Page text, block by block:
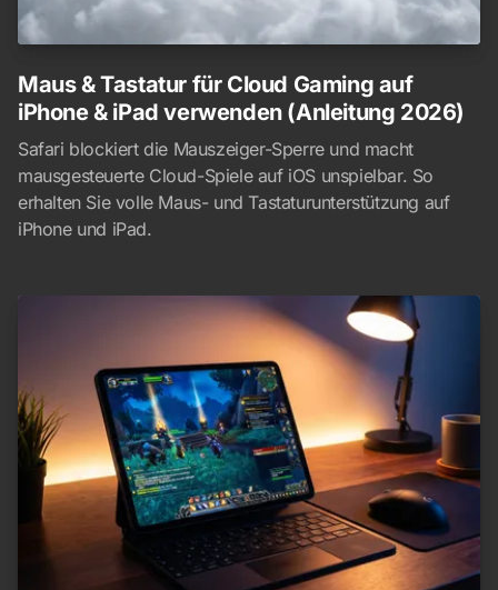
Maus & Tastatur für Cloud Gaming auf
iPhone & iPad verwenden (Anleitung 2026)
Safari blockiert die Mauszeiger-Sperre und macht
mausgesteuerte Cloud-Spiele auf iOS unspielbar. So
erhalten Sie volle Maus- und Tastaturunterstützung auf
iPhone und iPad.